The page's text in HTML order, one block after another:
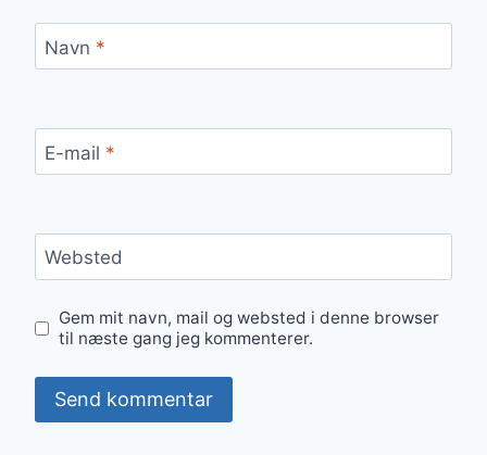
Navn *
E-mail *
Websted
Gem mit navn, mail og websted i denne browser
til næste gang jeg kommenterer.